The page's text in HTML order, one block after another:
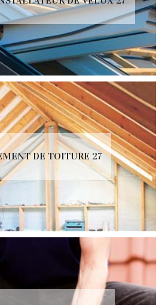
DE TOITURE 27